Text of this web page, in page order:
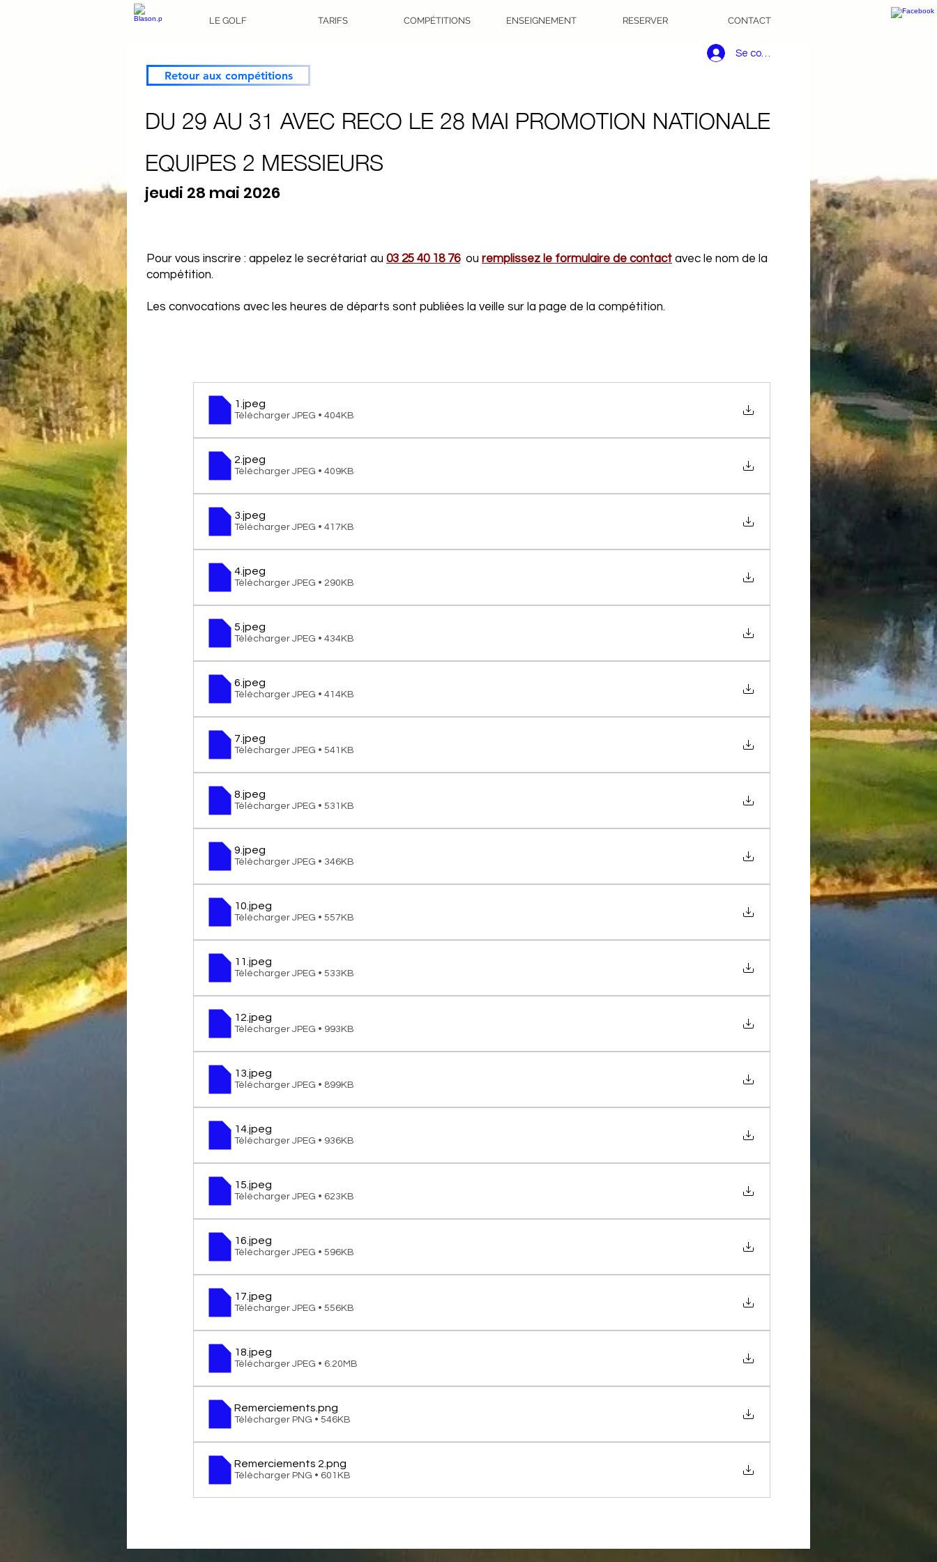
LE GOLF TARIFS COMPÉTITIONS ENSEIGNEMENT RESERVER CONTACT
Se connecter
Retour aux compétitions
DU 29 AU 31 AVEC RECO LE 28 MAI PROMOTION NATIONALE
EQUIPES 2 MESSIEURS
jeudi 28 mai 2026
Pour vous inscrire : appelez le secrétariat au 03 25 40 18 76ou remplissez le formulaire de contact avec le nom de la
compétition.
Les convocations avec les heures de départs sont publiées la veille sur la page de la compétition.
1 .jpeg
Télécharger JPEG • 404KB
2 .jpeg
Télécharger JPEG • 409KB
3 .jpeg
Télécharger JPEG • 417KB
4.jpeg
Télécharger JPEG • 290KB
5 .jpeg
Télécharger JPEG • 434KB
6 .jpeg
Télécharger JPEG • 414KB
7 .jpeg
Télécharger JPEG • 541KB
8 .jpeg
Télécharger JPEG • 531KB
9 .jpeg
Télécharger JPEG • 346KB
10 .jpeg
Télécharger JPEG • 557KB
11 .jpeg
Télécharger JPEG • 533KB
12 .jpeg
Télécharger JPEG • 993KB
13 .jpeg
Télécharger JPEG • 899KB
14.jpeg
Télécharger JPEG • 936KB
15 .jpeg
Télécharger JPEG • 623KB
16 .jpeg
Télécharger JPEG • 596KB
17 .jpeg
Télécharger JPEG • 556KB
18 .jpeg
Télécharger JPEG • 6.20MB
Remerciements .png
Télécharger PNG • 546KB
Remerciements 2 .png
Télécharger PNG • 601KB